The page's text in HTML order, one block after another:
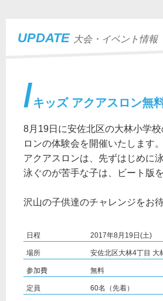
UPDATE 大会・イベント情報
キッズ アクアスロン無
8月19日に安佐北区の大林小学
ロンの体験会を開催いたします。
アクアスロンは、先ずはじめに
泳ぐのが苦手な子は、ビート版
沢山の子供達のチャレンジをお
日程 2017年8月19日(土)
場所 安佐北区大林4丁目 大
参加費 無料
定員 60名（先着）